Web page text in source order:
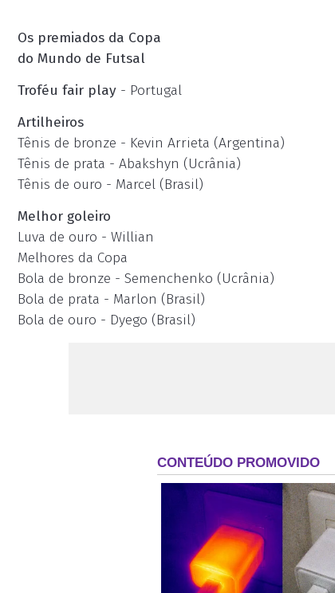
Os premiados da Copa
do Mundo de Futsal
Troféu fair play - Portugal
Artilheiros
Tênis de bronze - Kevin Arrieta (Argentina)
Tênis de prata - Abakshyn (Ucrânia)
Tênis de ouro - Marcel (Brasil)
Melhor goleiro
Luva de ouro - Willian
Melhores da Copa
Bola de bronze - Semenchenko (Ucrânia)
Bola de prata - Marlon (Brasil)
Bola de ouro - Dyego (Brasil)